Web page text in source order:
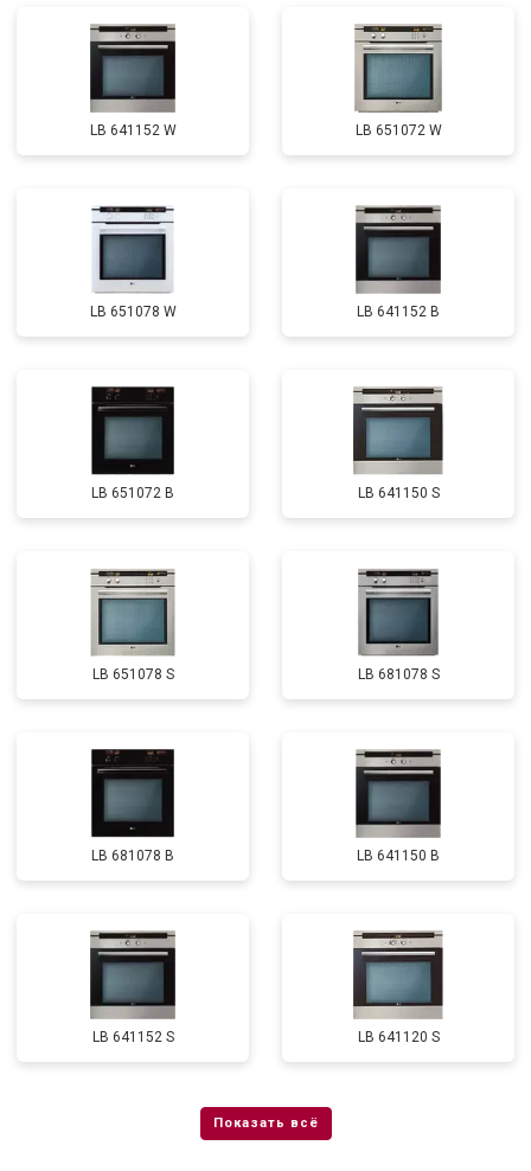
LB 641152 W LB 651072 W
LB 651078 W LB 641152 B
LB 651072 B LB 641150 S
LB 651078 S LB 681078 S
LB 681078 B LB 641150 B
LB 641152 S LB 641120 S